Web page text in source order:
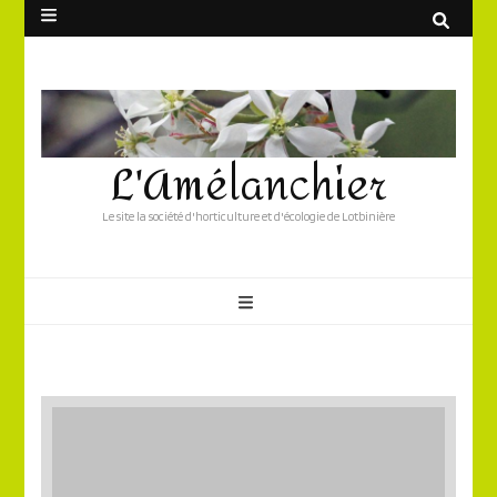
L'Amélanchier
Le site la société d'horticulture et d'écologie de Lotbinière